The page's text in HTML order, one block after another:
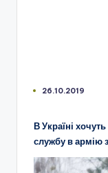
26.10.2019
В Україні
службу в армію